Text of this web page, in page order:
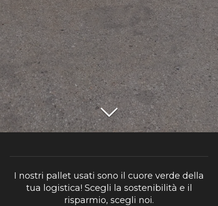
I nostri pallet usati sono il cuore verde della
tua logistica! Scegli la sostenibilità e il
risparmio, scegli noi.